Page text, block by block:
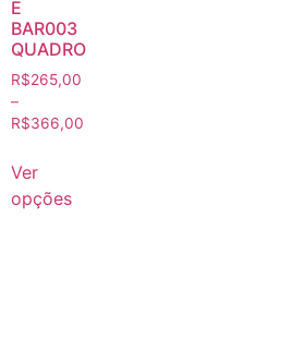
E
BAR003
QUADRO
R$265,00
–
R$366,00
Ver
opções